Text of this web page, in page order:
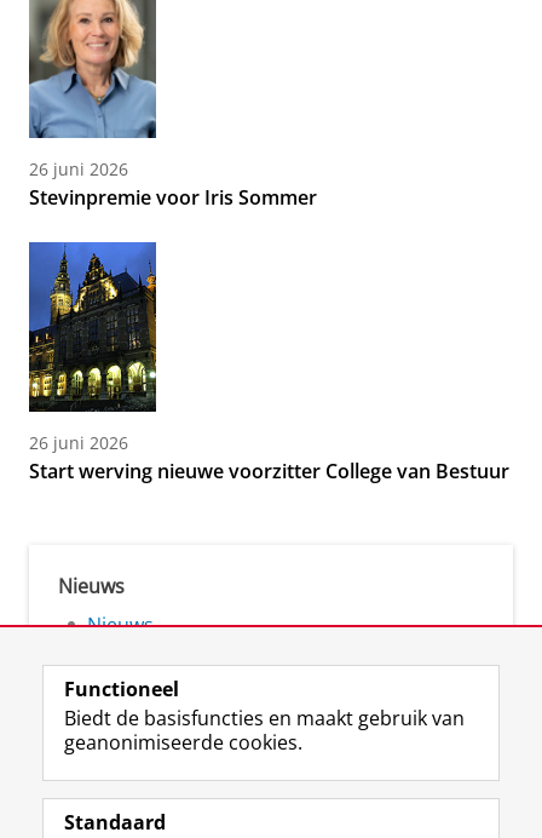
26 juni 2026
Stevinpremie voor Iris Sommer
26 juni 2026
Start werving nieuwe voorzitter College van Bestuur
Nieuws
Nieuws
Open Access nieuws
Volg ons op
Functioneel
Biedt de basisfuncties en maakt gebruik van
geanonimiseerde cookies.
Standaard